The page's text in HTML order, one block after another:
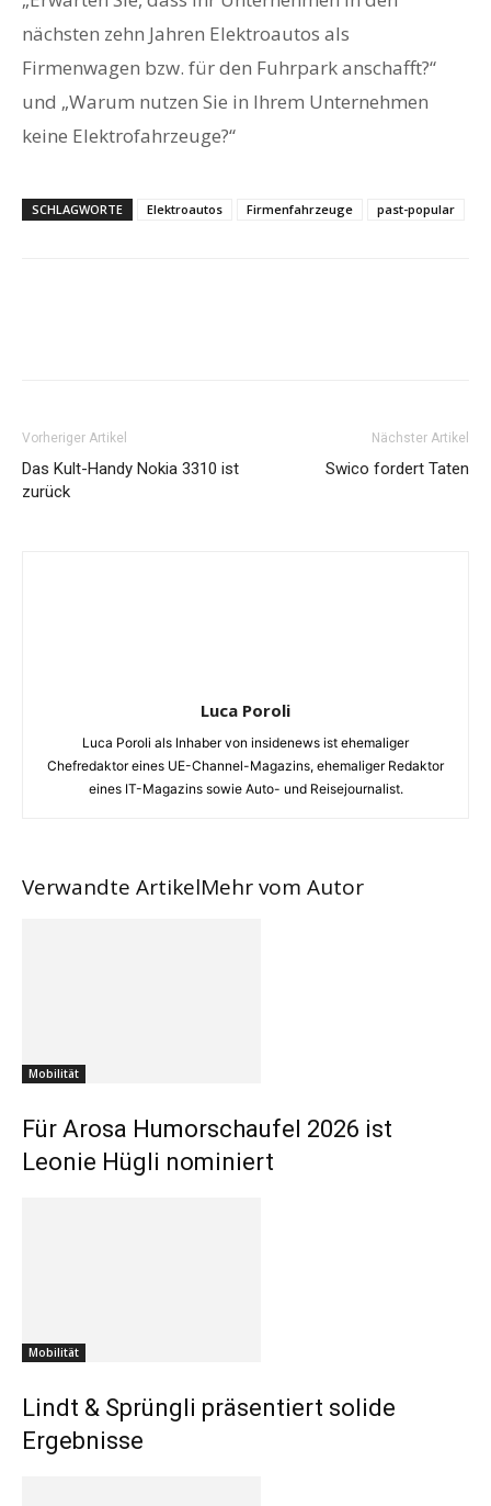
nächsten zehn Jahren Elektroautos als
Firmenwagen bzw. für den Fuhrpark anschafft?“
und „Warum nutzen Sie in Ihrem Unternehmen
keine Elektrofahrzeuge?“
SCHLAGWORTE Elektroautos Firmenfahrzeuge past-popular
Vorheriger Artikel
Das Kult-Handy Nokia 3310 ist
zurück
Nächster Artikel
Swico fordert Taten
Luca Poroli
Luca Poroli als Inhaber von insidenews ist ehemaliger
Chefredaktor eines UE-Channel-Magazins, ehemaliger Redaktor
eines IT-Magazins sowie Auto- und Reisejournalist.
Verwandte ArtikelMehr vom Autor
Mobilität
Für Arosa Humorschaufel 2026 ist
Leonie Hügli nominiert
Mobilität
Lindt & Sprüngli präsentiert solide
Ergebnisse